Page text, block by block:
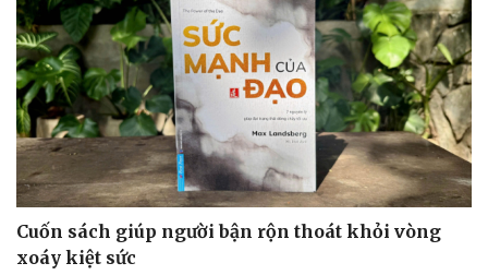
Cuốn sách giúp người bận rộn thoát khỏi vòng
xoáy kiệt sức